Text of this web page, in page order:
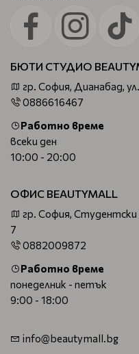
БЮТИ СТУДИО
гр. София, Дианабад,
0886616467
Работно време
всеки ден
10:00 - 20:00
ОФИС BEAUTYMALL
гр. София,
7
0882009872
Работно време
понеделник - петък
9:00 - 18:00
info@beautymall.bg